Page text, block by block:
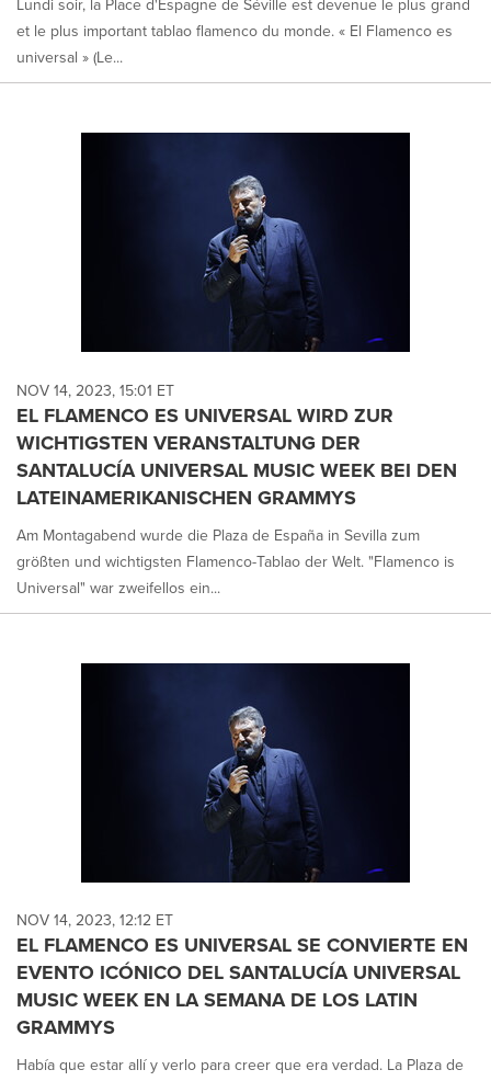
Lundi soir, la Place d'Espagne de Séville est devenue le plus grand
et le plus important tablao flamenco du monde. « El Flamenco es
universal » (Le...
NOV 14, 2023, 15:01 ET
EL FLAMENCO ES UNIVERSAL WIRD ZUR
WICHTIGSTEN VERANSTALTUNG DER
SANTALUCÍA UNIVERSAL MUSIC WEEK BEI DEN
LATEINAMERIKANISCHEN GRAMMYS
Am Montagabend wurde die Plaza de España in Sevilla zum
größten und wichtigsten Flamenco-Tablao der Welt. "Flamenco is
Universal" war zweifellos ein...
NOV 14, 2023, 12:12 ET
EL FLAMENCO ES UNIVERSAL SE CONVIERTE EN
EVENTO ICÓNICO DEL SANTALUCÍA UNIVERSAL
MUSIC WEEK EN LA SEMANA DE LOS LATIN
GRAMMYS
Había que estar allí y verlo para creer que era verdad. La Plaza de